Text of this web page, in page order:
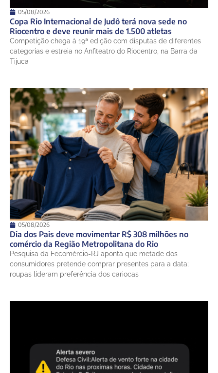
05/08/2026
Copa Rio Internacional de Judô terá nova sede no
Riocentro e deve reunir mais de 1.500 atletas
Competição chega à 19ª edição com disputas de diferentes
categorias e estreia no Anfiteatro do Riocentro, na Barra da
Tijuca
05/08/2026
Dia dos Pais deve movimentar R$ 308 milhões no
comércio da Região Metropolitana do Rio
Pesquisa da Fecomércio-RJ aponta que metade dos
consumidores pretende comprar presentes para a data;
roupas lideram preferência dos cariocas